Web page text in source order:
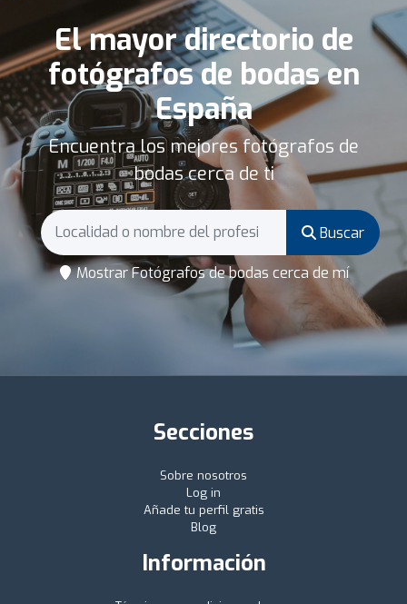
El mayor directorio de
fotógrafos de bodas en
España
Encuentra los mejores fotógrafos de
bodas cerca de ti
Buscar
Mostrar Fotógrafos de bodas cerca de mí
Secciones
Sobre nosotros
Log in
Añade tu perfil gratis
Blog
Información